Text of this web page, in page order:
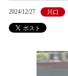
2024/12/27 川口